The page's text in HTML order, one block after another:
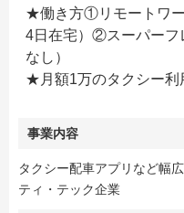
★働き方①リモートワー
4日在宅）②スーパーフ
なし）
★月額1万のタクシー
事業内容
タクシー配車アプリなど幅
ティ・テック企業